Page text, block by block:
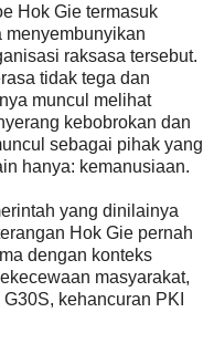
Hok Gie termasuk
menyembunyikan
raksasa tersebut.
tidak tega dan
muncul melihat
kebobrokan dan
sebagai pihak yang
hanya: kemanusiaan.
yang dinilainya
Hok Gie pernah
dengan konteks
masyarakat,
kehancuran PKI